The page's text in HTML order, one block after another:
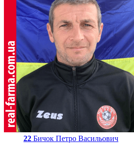
22 Бичок Петро Васильович